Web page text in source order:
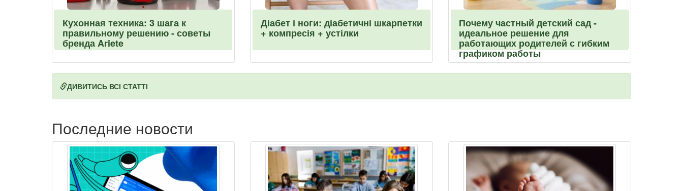
Кухонная техника: 3 шага к
правильному решению - советы
бренда Ariete
Діабет і ноги: діабетичні шкарпетки
+ компресія + устілки
Почему частный детский сад -
идеальное решение для
работающих родителей с гибким
графиком работы
ДИВИТИСЬ ВСІ СТАТТІ
Последние новости